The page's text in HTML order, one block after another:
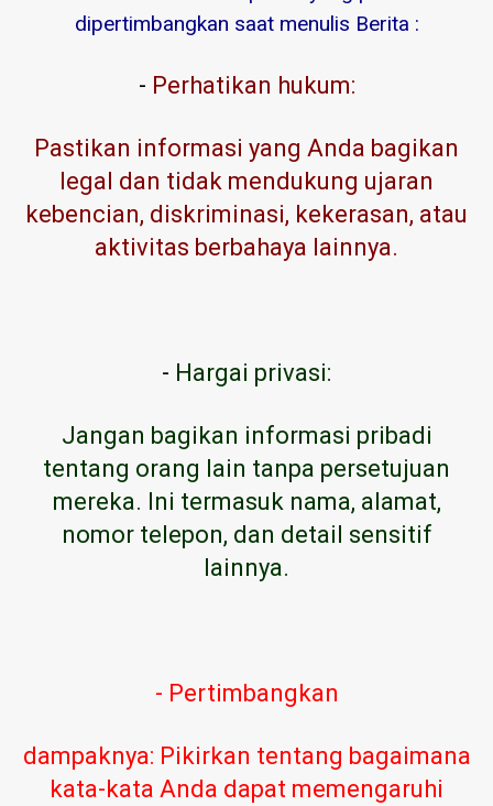
dipertimbangkan saat menulis Berita :
- Perhatikan hukum:
Pastikan informasi yang Anda bagikan
legal dan tidak mendukung ujaran
kebencian, diskriminasi, kekerasan, atau
aktivitas berbahaya lainnya.
- Hargai privasi:
Jangan bagikan informasi pribadi
tentang orang lain tanpa persetujuan
mereka. Ini termasuk nama, alamat,
nomor telepon, dan detail sensitif
lainnya.
- Pertimbangkan
dampaknya: Pikirkan tentang bagaimana
kata-kata Anda dapat memengaruhi